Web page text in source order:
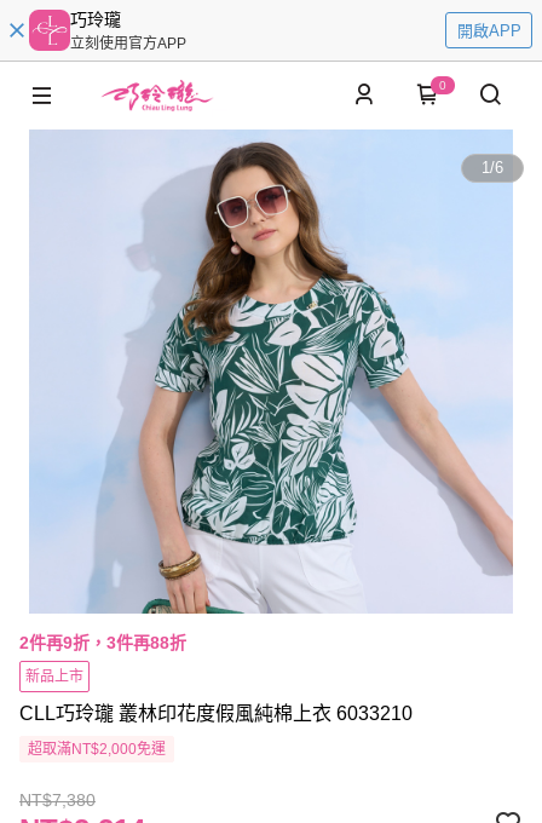
巧玲瓏
立刻使用官方APP
開啟APP
0
1/6
2件再9折，3件再88折
新品上市
CLL巧玲瓏 叢林印花度假風純棉上衣 6033210
超取滿NT$2,000免運
NT$7,380